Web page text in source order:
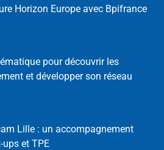
Horizon Europe avec Bpifrance
pour découvrir les
et développer son réseau
Lille : un accompagnement
et TPE